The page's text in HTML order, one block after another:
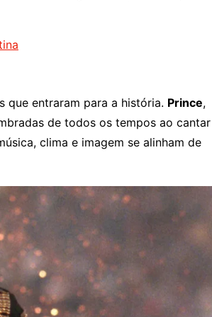
que entraram para a história. Prince,
de todos os tempos ao cantar
clima e imagem se alinham de